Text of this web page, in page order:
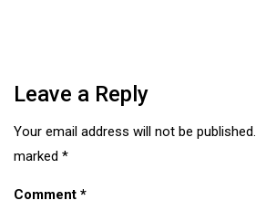
Leave a Reply
Your email address will not be published.
marked *
Comment *